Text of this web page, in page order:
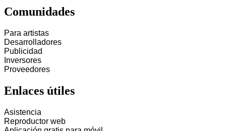
Comunidades
Para artistas
Desarrolladores
Publicidad
Inversores
Proveedores
Enlaces útiles
Asistencia
Reproductor web